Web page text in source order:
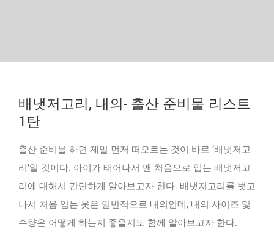
배냇저고리, 내의- 출산 준비물 리스트
1탄
출산 준비물 하면 제일 먼저 떠오르는 것이 바로 ‘배냇저고
리’일 것이다. 아이가 태어나서 맨 처음으로 입는 배냇저고
리에 대해서 간단하게 알아보고자 한다. 배냇저고리를 벗고
나서 처음 입는 옷은 일반적으로 내의인데, 내의 사이즈 및
수량은 어떻게 하는지 좋을지도 함께 알아보고자 한다.